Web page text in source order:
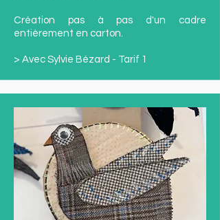
Création pas à pas d'un cadre
entièrement en carton.
> Avec Sylvie Bézard - Tarif 1